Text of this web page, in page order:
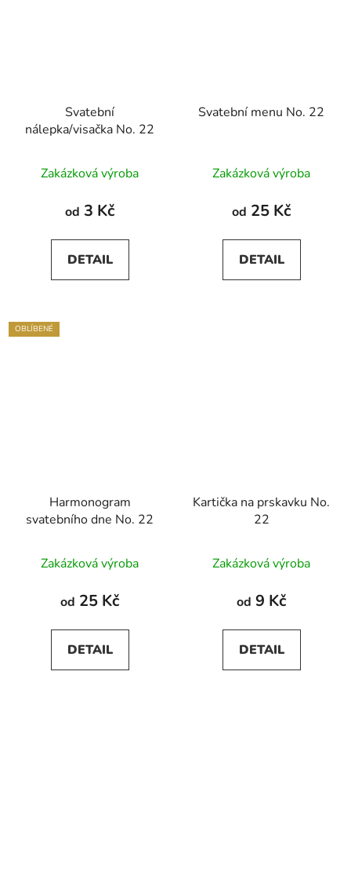
Svatební
nálepka/visačka No. 22
Zakázková výroba
od 3 Kč
DETAIL
Svatební menu No. 22
Zakázková výroba
od 25 Kč
DETAIL
OBLÍBENÉ
Harmonogram
svatebního dne No. 22
Zakázková výroba
od 25 Kč
DETAIL
Kartička na prskavku No.
22
Zakázková výroba
od 9 Kč
DETAIL